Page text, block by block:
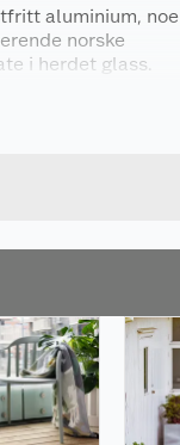
aluminium, noe
norske
i herdet glass.
kan avvike fra de
tykke seteputer